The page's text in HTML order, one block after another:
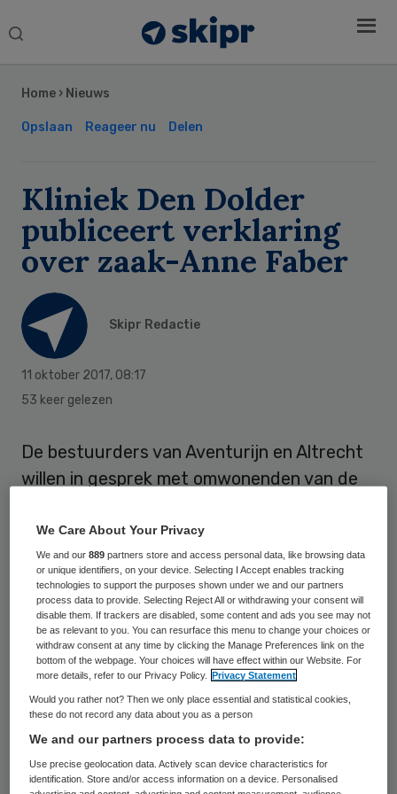
Search
Home › Nieuws
Opslaan Reageer nu Delen
Kliniek Den Dolder
publiceert verklaring
over zaak-Anne Faber
Skipr Redactie
11 oktober 2017, 08:17
53 keer gelezen
De bestuurders van Aventurijn en Altrecht
willen in gesprek met omwonenden van de
Dolder, waar de verdachte rond de
vermissing van een Utrechtse vrouw
verblijft. In een verklaring schrijven Floor
van Dijk, psychiater en bestuurder
Aventurijn, en Roxanne Vernimmen,
psychiater en bestuurder Altrecht, intens
mee te leven “met iedereen die van Anne
Faber houdt”.
De 25-jarige Anne Faber is vermist sinds
een fietstocht op 29 september. Ondanks
Sidebar
We Care About Your Privacy
We and our889 partners store and access personal data, like browsing data
or unique identifiers, on your device. Selecting I Accept enables tracking
technologies to support the purposes shown under we and our partners
process data to provide. Selecting Reject All or withdrawing your consent will
disable them. If trackers are disabled, some content and ads you see may not
be as relevant to you. You can resurface this menu to change your choices or
withdraw consent at any time by clicking the Manage Preferences link on the
bottom of the webpage. Your choices will have effect within our Website. For
more details, refer to our Privacy Policy.
Privacy Statement
Would you rather not? Then we only place essential and statistical cookies,
these do not record any data about you as a person
We and our partners process data to provide:
Use precise geolocation data. Actively scan device characteristics for
identification. Store and/or access information on a device. Personalised